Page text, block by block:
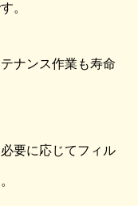
。
ナンス作業も寿命
要に応じてフィル